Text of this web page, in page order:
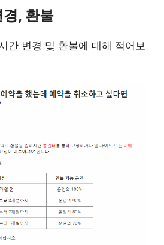
, 환불
간 변경 및 환불에 대해 적어보